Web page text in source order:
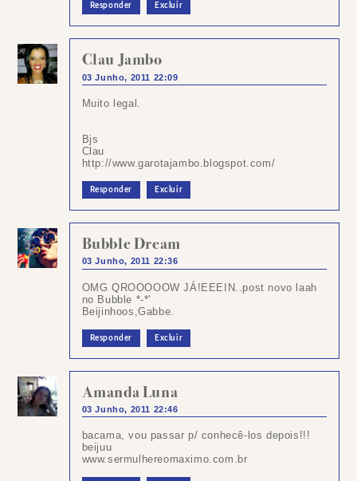
Responder Excluir
Clau Jambo
03 Junho, 2011 22:09
Muito legal.
Bjs
Clau
http://www.garotajambo.blogspot.com/
Responder Excluir
Bubble Dream
03 Junho, 2011 22:36
OMG QROOOOOW JÁ!EEEIN..post novo laah
no Bubble *-*'
Beijinhoos,Gabbe.
Responder Excluir
Amanda Luna
03 Junho, 2011 22:46
bacama, vou passar p/ conhecê-los depois!!!
beijuu
www.sermulhereomaximo.com.br